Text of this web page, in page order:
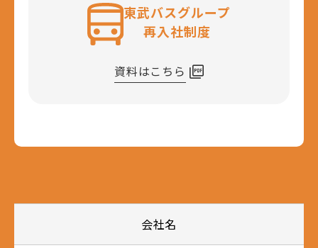
東武バスグループ
再入社制度
資料はこちら
会社名